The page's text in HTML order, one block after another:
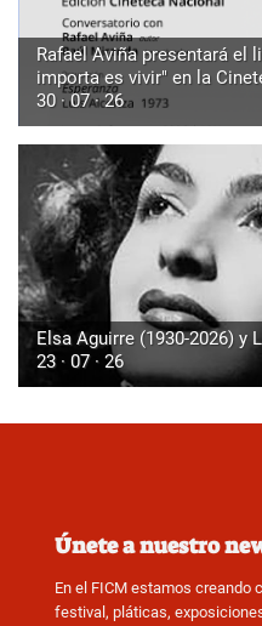
Rafael Aviña presentará el
importa es vivir" en la
30 · 07 · 26
Elsa Aguirre (1930-2026) y
23 · 07 · 26
Únete a nuestro
En el FICM estamos creando
festival, pláticas,